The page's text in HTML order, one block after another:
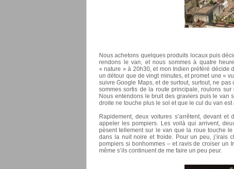
Nous achetons quelques produits locaux puis
rendons le van, et nous sommes à quatre
« nature » à 20h30, et mon Indien préféré décide
un détour que de vingt minutes, et promet une «
suivre Google Maps, et de surtout, surtout, ne
sommes sortis de la route principale, roulons
Nous entendons le bruit des graviers puis le van
droite ne touche plus le sol et que le cul du van
Rapidement, deux voitures s’arrêtent, devant
appeler les pompiers. Les voilà qui arrivent,
pèsent tellement sur le van que la roue touche
dans la nuit noire et froide. Pour un peu, j’irais
pompiers si bonhommes – et ravis de croiser un
même s’ils continuent de me faire un peu peur.